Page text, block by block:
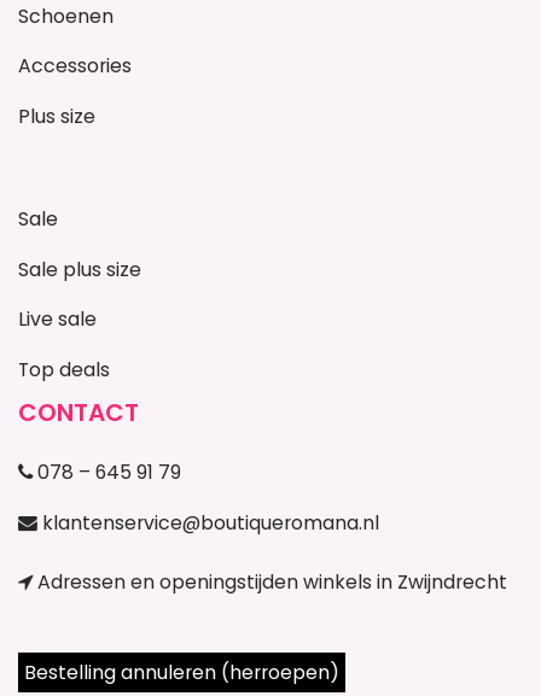
Schoenen
Accessories
Plus size
Sale
Sale plus size
Live sale
Top deals
CONTACT
078 – 645 91 79
klantenservice@boutiqueromana.nl
Adressen en openingstijden winkels in Zwijndrecht
Bestelling annuleren (herroepen)